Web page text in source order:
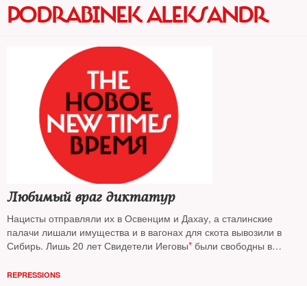
PODRABINEK ALEKSANDR
Любимый враг диктатур
Нацисты отправляли их в Освенцим и Дахау, а сталинские
палачи лишали имущества и в вагонах для скота вывозили в
Сибирь. Лишь 20 лет Свидетели Иеговы* были свободны в
Александр Подрабинек
REPRESSIONS